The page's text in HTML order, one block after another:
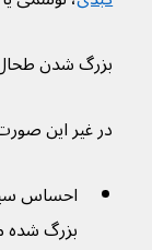
بزرگ شدن طحال
در غیر این
احساس
بزرگ شده می‌تواند روی معده